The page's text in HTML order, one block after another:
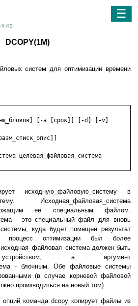
☰
DCOPY(1M)
систем для оптимизации времени
[-a [срок]] [-d] [-v]
целевая_файловая_система
исходную_файловую_систему в
Исходная_файловая_система
ее специальным файлом.
- это специальный файл для вновь
куда будет помещен результат
процесс оптимизации был более
должен быть
устройством, а аргумент
- блочным. Обе файловые системы
(в случае корневой файловой
производиться на новый том).
опций команда dcopy копирует файлы из